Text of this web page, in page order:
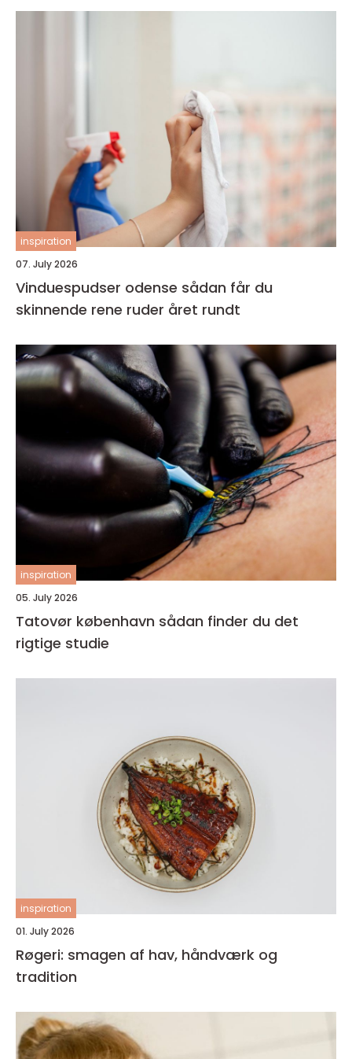
inspiration
07. July 2026
Vinduespudser odense sådan får du
skinnende rene ruder året rundt
inspiration
05. July 2026
Tatovør københavn sådan finder du det
rigtige studie
inspiration
01. July 2026
Røgeri: smagen af hav, håndværk og
tradition